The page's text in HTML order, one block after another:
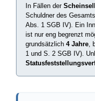
In Fällen der
Schuldner des
Abs. 1 SGB IV). Ein
ist nur eng begrenzt
grundsätzlich 4 Jahre,
1 und S. 2 SGB IV).